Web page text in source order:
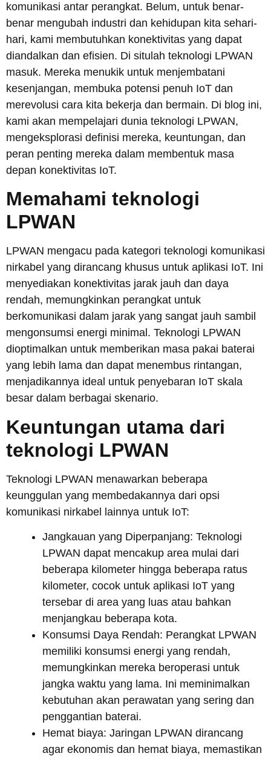
komunikasi antar perangkat. Belum, untuk benar-
benar mengubah industri dan kehidupan kita sehari-
hari, kami membutuhkan konektivitas yang dapat
diandalkan dan efisien. Di situlah teknologi LPWAN
masuk. Mereka menukik untuk menjembatani
kesenjangan, membuka potensi penuh IoT dan
merevolusi cara kita bekerja dan bermain. Di blog ini,
kami akan mempelajari dunia teknologi LPWAN,
mengeksplorasi definisi mereka, keuntungan, dan
peran penting mereka dalam membentuk masa
depan konektivitas IoT.
Memahami teknologi
LPWAN
LPWAN mengacu pada kategori teknologi komunikasi
nirkabel yang dirancang khusus untuk aplikasi IoT. Ini
menyediakan konektivitas jarak jauh dan daya
rendah, memungkinkan perangkat untuk
berkomunikasi dalam jarak yang sangat jauh sambil
mengonsumsi energi minimal. Teknologi LPWAN
dioptimalkan untuk memberikan masa pakai baterai
yang lebih lama dan dapat menembus rintangan,
menjadikannya ideal untuk penyebaran IoT skala
besar dalam berbagai skenario.
Keuntungan utama dari
teknologi LPWAN
Teknologi LPWAN menawarkan beberapa
keunggulan yang membedakannya dari opsi
komunikasi nirkabel lainnya untuk IoT:
Jangkauan yang Diperpanjang: Teknologi
LPWAN dapat mencakup area mulai dari
beberapa kilometer hingga beberapa ratus
kilometer, cocok untuk aplikasi IoT yang
tersebar di area yang luas atau bahkan
menjangkau beberapa kota.
Konsumsi Daya Rendah: Perangkat LPWAN
memiliki konsumsi energi yang rendah,
memungkinkan mereka beroperasi untuk
jangka waktu yang lama. Ini meminimalkan
kebutuhan akan perawatan yang sering dan
penggantian baterai.
Hemat biaya: Jaringan LPWAN dirancang
agar ekonomis dan hemat biaya, memastikan